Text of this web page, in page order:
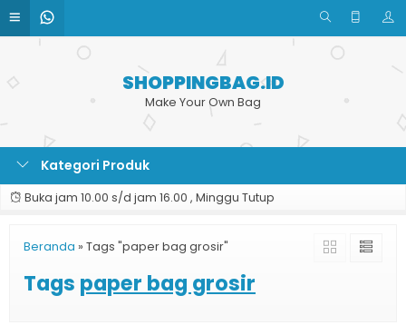
SHOPPINGBAG.ID
Make Your Own Bag
Kategori Produk
Buka jam 10.00 s/d jam 16.00 , Minggu Tutup
Beranda » Tags "paper bag grosir"
Tags paper bag grosir